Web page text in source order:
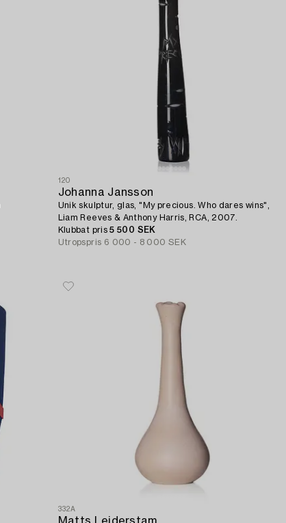
120
Johanna Jansson
Unik skulptur, glas, "My precious. Who dares wins",
Liam Reeves & Anthony Harris, RCA, 2007.
Klubbat pris5 500 SEK
Utropspris 6 000 - 8 000 SEK
332A
Matts Leiderstam